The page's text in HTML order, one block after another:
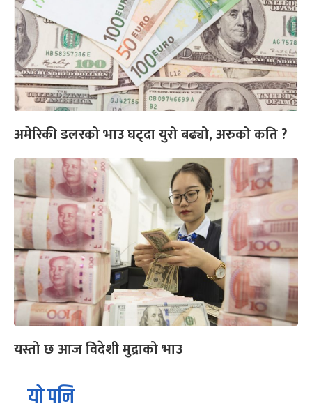
अमेरिकी डलरको भाउ घट्दा युरो बढ्यो, अरुको कति ?
यस्तो छ आज विदेशी मुद्राको भाउ
यो पनि